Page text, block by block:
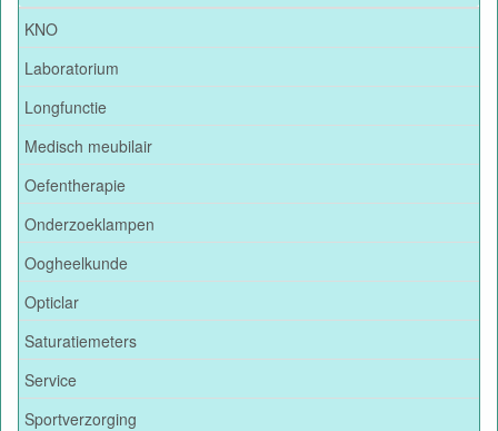
KNO
Laboratorium
Longfunctie
Medisch meubilair
Oefentherapie
Onderzoeklampen
Oogheelkunde
Opticlar
Saturatiemeters
Service
Sportverzorging